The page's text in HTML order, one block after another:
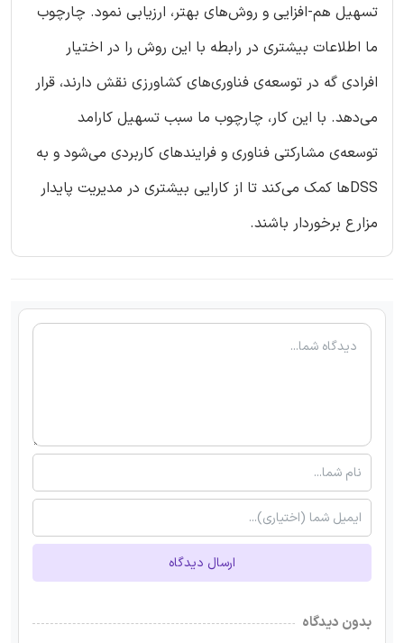
تسهیل هم-افزایی و روش‌های بهتر، ارزیابی نمود. چارچوب
ما اطلاعات بیشتری در رابطه با این روش را در اختیار
افرادی گه در توسعه‌ی فناوری‌های کشاورزی نقش دارند، قرار
می‌دهد. با این کار، چارچوب ما سبب تسهیل کارامد
توسعه‌ی مشارکتی فناوری و فرایندهای کاربردی می‌شود و به
DSSها کمک می‌کند تا از کارایی بیشتری در مدیریت پایدار
مزارع برخوردار باشند.
ارسال دیدگاه
بدون دیدگاه